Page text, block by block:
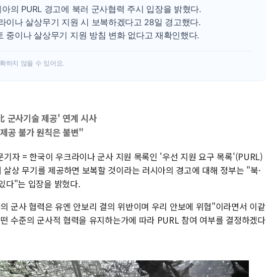
의 PURL 경고에 북러 군사협력 주시 입장을 밝혔다.
이나 살상무기 지원 시 보복하겠다고 28일 경고했다.
중이나 살상무기 지원 방침 변화 없다고 재확인했다.
하지 않을 수 있어요.
군사기술 제공' 연계 시사
공 불가 원칙은 불변"
자 = 한국이 우크라이나 군사 지원 목록인 '우선 지원 요구 목록'(PURL)
상 무기를 제공하면 보복할 것이라는 러시아의 경고에 대해 정부는 "북·
다"는 입장을 밝혔다.
군사 협력은 유엔 안보리 결의 위반이며 우리 안보에 위협"이라면서 이같
수준의 군사적 협력을 유지하는가에 따라 PURL 참여 여부를 결정하겠다